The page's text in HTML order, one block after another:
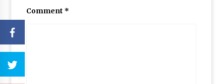
Comment *